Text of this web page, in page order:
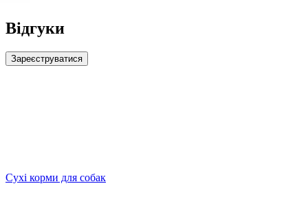
Відгуки
Зареєструватися
Сухі корми для собак